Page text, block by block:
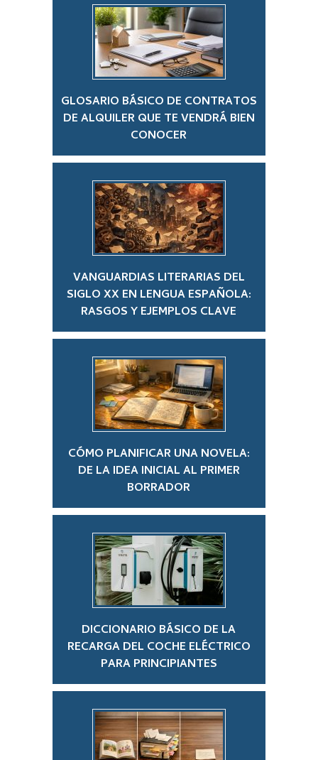
GLOSARIO BÁSICO DE CONTRATOS
DE ALQUILER QUE TE VENDRÁ BIEN
CONOCER
VANGUARDIAS LITERARIAS DEL
SIGLO XX EN LENGUA ESPAÑOLA:
RASGOS Y EJEMPLOS CLAVE
CÓMO PLANIFICAR UNA NOVELA:
DE LA IDEA INICIAL AL PRIMER
BORRADOR
DICCIONARIO BÁSICO DE LA
RECARGA DEL COCHE ELÉCTRICO
PARA PRINCIPIANTES